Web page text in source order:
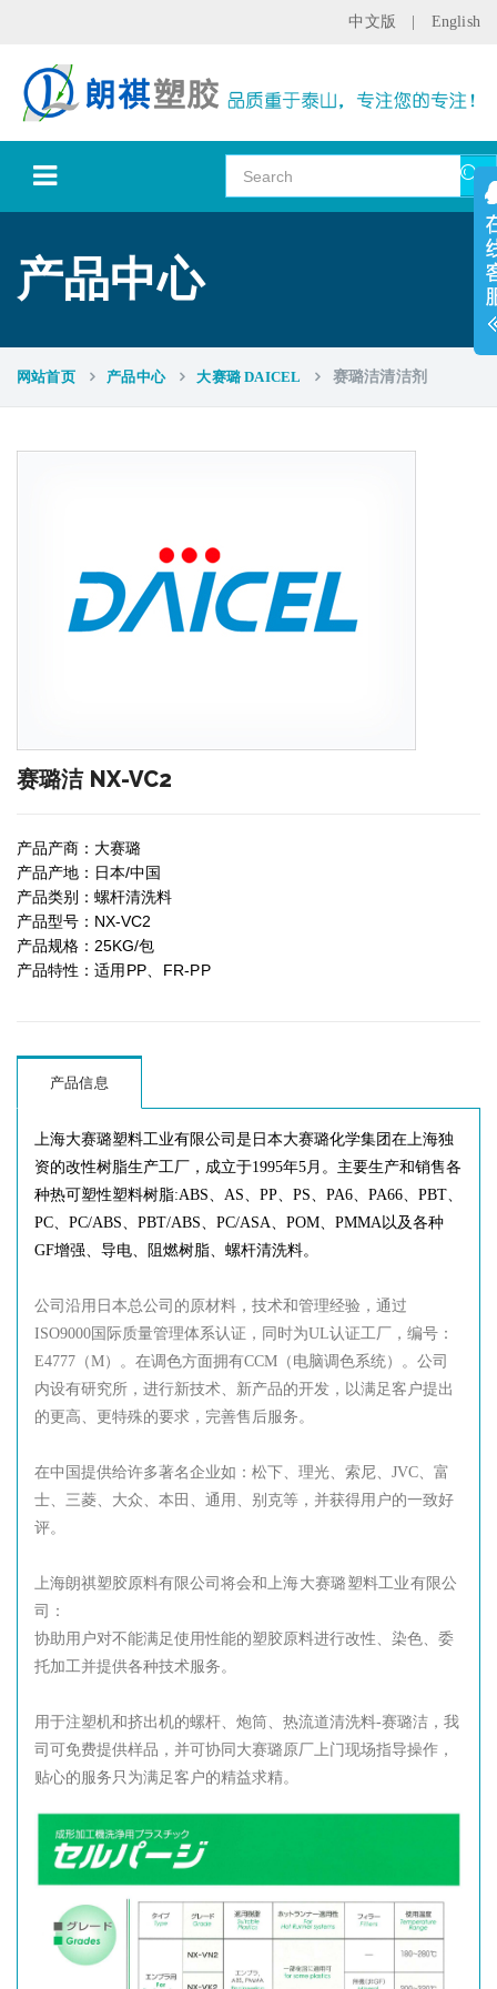
中文版 English
产品中心
网站首页 产品中心 大赛璐 DAICEL 赛璐洁清洁剂
赛璐洁 NX-VC2
产品产商：大赛璐
产品产地：日本/中国
产品类别：螺杆清洗料
产品型号：NX-VC2
产品规格：25KG/包
产品特性： 适用 PP、 FR-PP
产品信息
上海大赛璐塑料工业有限公司是日本大赛璐化学集团在上海独
资的改性树脂生产工厂，成立于1995年5月。主要生产和销售各
种热可塑性塑料树脂:ABS、AS、PP、PS、PA6、PA66、PBT、
PC、PC/ABS、PBT/ABS、PC/ASA、POM、PMMA以及各种
GF增强、导电、阻燃树脂、螺杆清洗料。
公司沿用日本总公司的原材料，技术和管理经验，通过
ISO9000国际质量管理体系认证，同时为UL认证工厂，编号：
E4777（M）。在调色方面拥有CCM（电脑调色系统）。公司
内设有研究所，进行新技术、新产品的开发，以满足客户提出
的更高、更特殊的要求，完善售后服务。
在中国提供给许多著名企业如：松下、理光、索尼、JVC、富
士、三菱、大众、本田、通用、别克等，并获得用户的一致好
评。
上海朗祺塑胶原料有限公司将会和上海大赛璐塑料工业有限公
司
：
协助用户对不能满足使用性能的塑胶原料进行改性、染色、委
托加工并提供各种技术服务。
用于注塑机和挤出机的螺杆、炮筒、热流道清洗料-赛璐洁，我
司可免费提供样品，并可协同大赛璐原厂上门现场指导操作，
贴心的服务只为满足客户的精益求精。